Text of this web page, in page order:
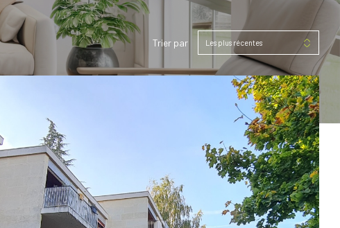
Trier par Les plus récentes